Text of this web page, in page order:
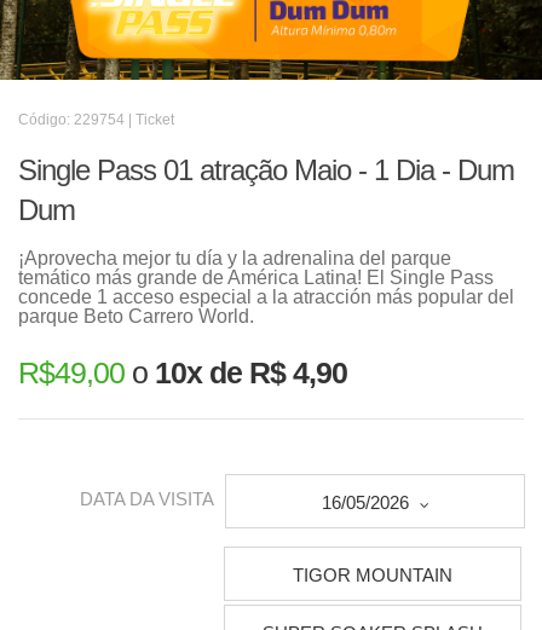
Código: 229754 | Ticket
Single Pass 01 atração Maio - 1 Dia - Dum
Dum
¡Aprovecha mejor tu día y la adrenalina del parque
temático más grande de América Latina! El Single Pass
concede 1 acceso especial a la atracción más popular del
parque Beto Carrero World.
R$49,00 o 10x de R$ 4,90
DATA DA VISITA 16/05/2026
TIGOR MOUNTAIN